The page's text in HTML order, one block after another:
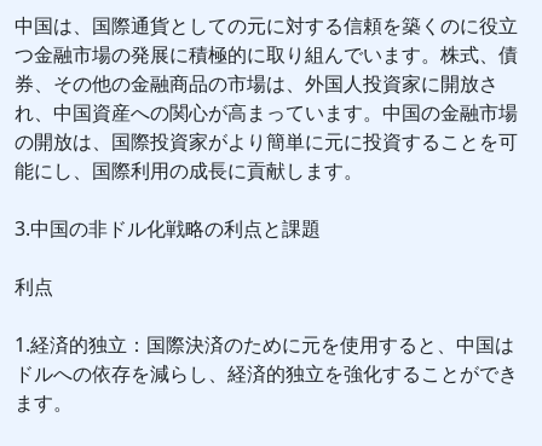
中国は、国際通貨としての元に対する信頼を築くのに役立
つ金融市場の発展に積極的に取り組んでいます。株式、債
券、その他の金融商品の市場は、外国人投資家に開放さ
れ、中国資産への関心が高まっています。中国の金融市場
の開放は、国際投資家がより簡単に元に投資することを可
能にし、国際利用の成長に貢献します。
3.中国の非ドル化戦略の利点と課題
利点
1.経済的独立：国際決済のために元を使用すると、中国は
ドルへの依存を減らし、経済的独立を強化することができ
ます。